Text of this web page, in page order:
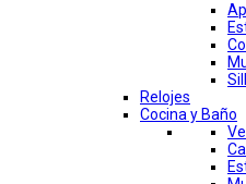
Relojes
Cocina y Baño